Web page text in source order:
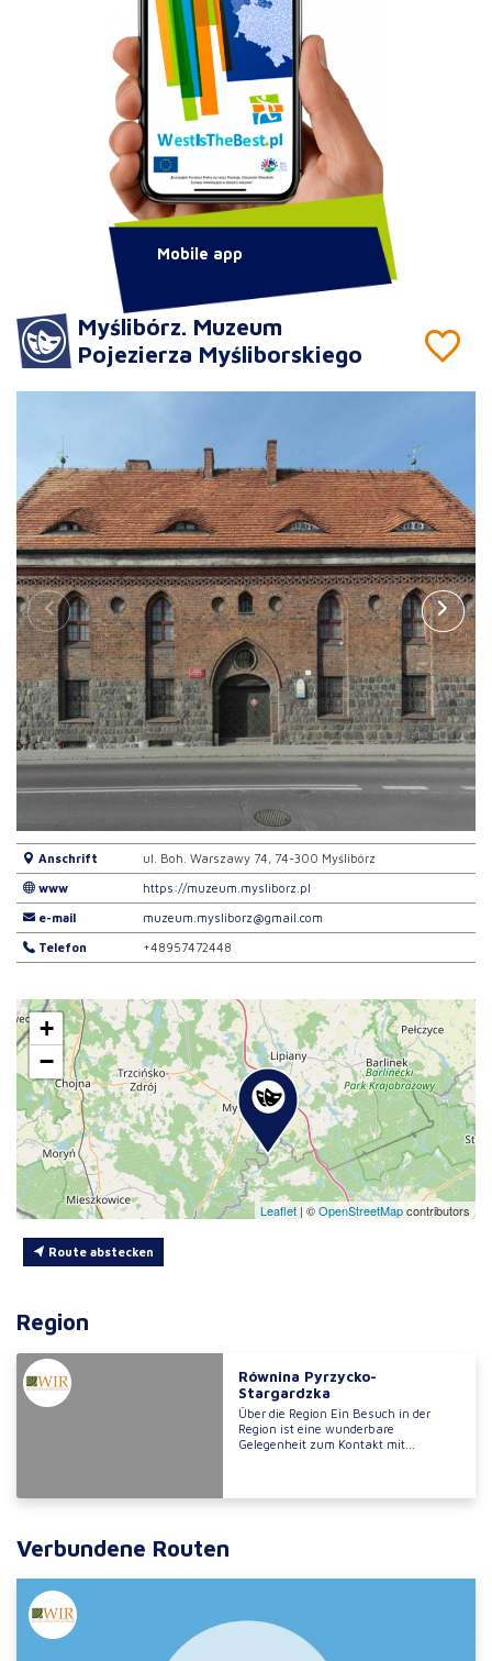
Myślibórz. Muzeum
Pojezierza Myśliborskiego
Anschrift ul. Boh. Warszawy 74, 74-300 Myślibórz
www https://muzeum.mysliborz.pl
e-mail muzeum.mysliborz@gmail.com
Telefon +48957472448
+
−
Leaflet | ©OpenStreetMapcontributors
Route abstecken
Region
Równina Pyrzycko-
Stargardzka
Über die Region Ein Besuch in der
Region ist eine wunderbare
Gelegenheit zum Kontakt mit...
Verbundene Routen
Mobile app